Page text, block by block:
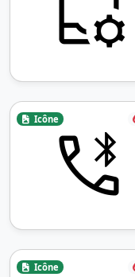
Icône
Icône